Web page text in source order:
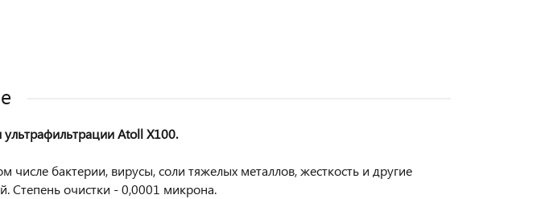
Atoll X100.
числе бактерии, вирусы, соли тяжелых металлов, жесткость и другие
Степень очистки - 0,0001 микрона.